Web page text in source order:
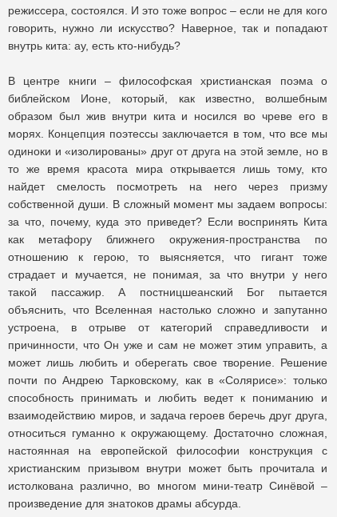
режиссера, состоялся. И это тоже вопрос – если не для кого
говорить, нужно ли искусство? Наверное, так и попадают
внутрь кита: ау, есть кто-нибудь?
В центре книги – философская христианская поэма о
библейском Ионе, который, как известно, волшебным
образом был жив внутри кита и носился во чреве его в
морях. Концепция поэтессы заключается в том, что все мы
одиноки и «изолированы» друг от друга на этой земле, но в
то же время красота мира открывается лишь тому, кто
найдет смелость посмотреть на него через призму
собственной души. В сложный момент мы задаем вопросы:
за что, почему, куда это приведет? Если воспринять Кита
как метафору ближнего окружения-пространства по
отношению к герою, то выясняется, что гигант тоже
страдает и мучается, не понимая, за что внутри у него
такой пассажир. А постницшеанский Бог пытается
объяснить, что Вселенная настолько сложно и запутанно
устроена, в отрыве от категорий справедливости и
причинности, что Он уже и сам не может этим управить, а
может лишь любить и оберегать свое творение. Решение
почти по Андрею Тарковскому, как в «Солярисе»: только
способность принимать и любить ведет к пониманию и
взаимодействию миров, и задача героев беречь друг друга,
относиться гуманно к окружающему. Достаточно сложная,
настоянная на европейской философии конструкция с
христианским призывом внутри может быть прочитала и
истолкована различно, во многом мини-театр Синёвой –
произведение для знатоков драмы абсурда.